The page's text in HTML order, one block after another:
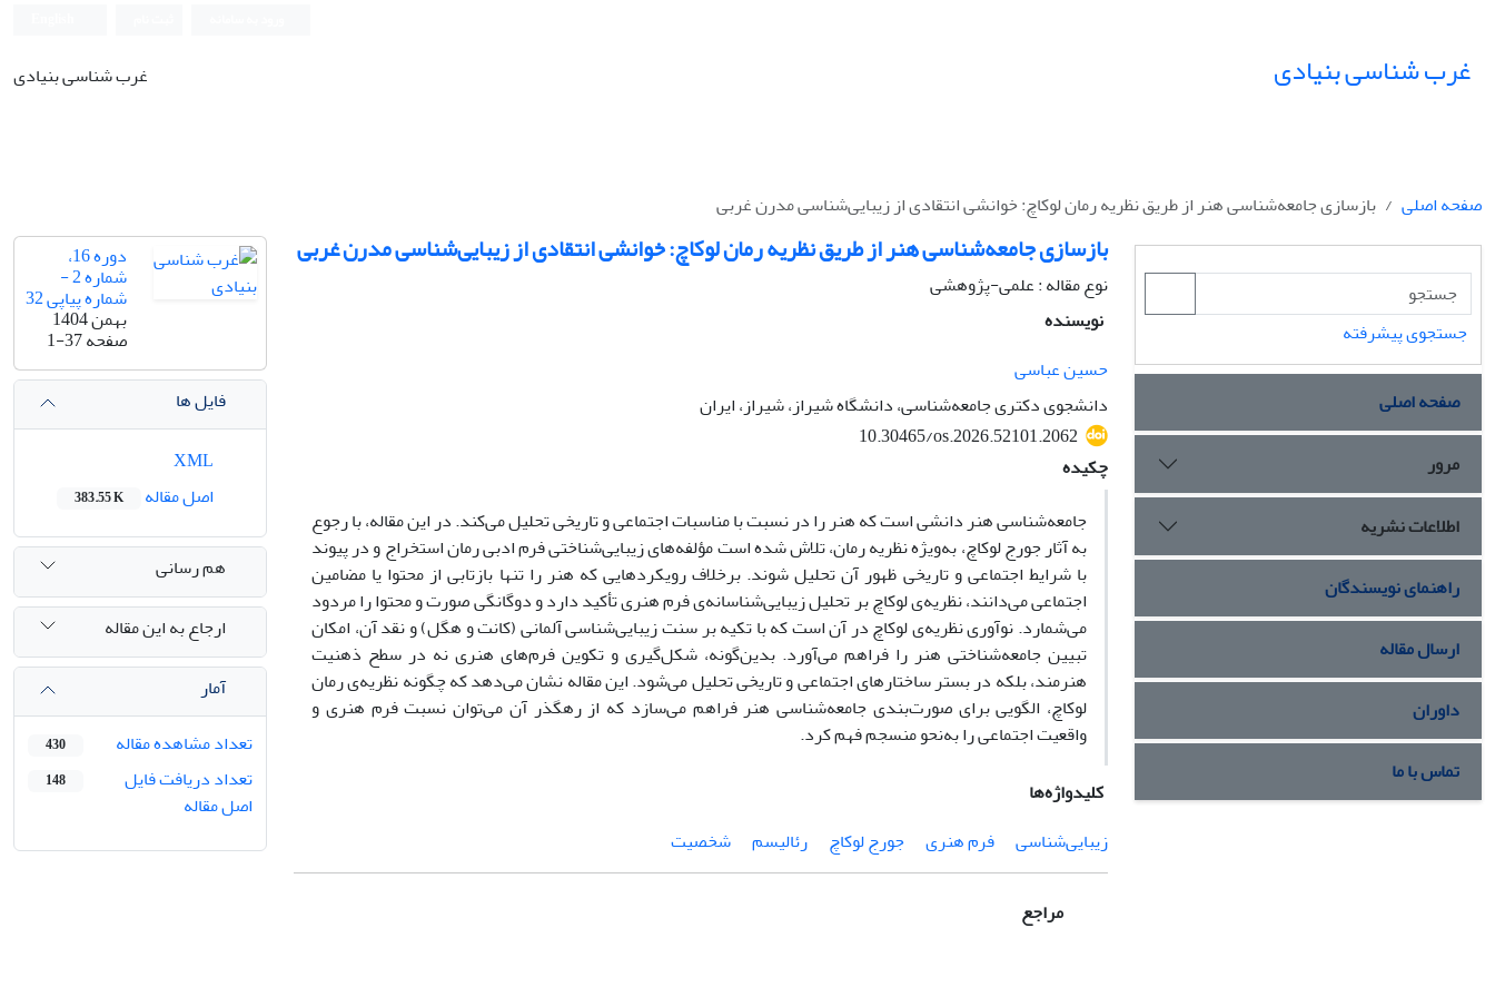
غرب شناسی بنیادی غرب شناسی بنیادی
صفحه اصلی بازسازی جامعه‌شناسی هنر از طریق نظریه رمان لوکاچ: خوانشی انتقادی از زیبایی‌شناسی مدرن غربی
بازسازی جامعه‌شناسی هنر از طریق نظریه رمان لوکاچ: خوانشی انتقادی از زیبایی‌شناسی مدرن غربی
نوع مقاله : علمی-پژوهشی
نویسنده
حسین عباسی
دانشجوی دکتری جامعه‌شناسی، دانشگاه شیراز، شیراز، ایران
10.30465/os.2026.52101.2062
چکیده
جامعه‌شناسی هنر دانشی است که هنر را در نسبت با مناسبات اجتماعی و تاریخی تحلیل می‌کند. در این مقاله، با رجوع
به آثار جورج لوکاچ، به‌ویژه نظریه رمان، تلاش شده است مؤلفه‌های زیبایی‌شناختی فرم ادبی رمان استخراج و در پیوند
با شرایط اجتماعی و تاریخی ظهور آن تحلیل شوند. برخلاف رویکردهایی که هنر را تنها بازتابی از محتوا یا مضامین
اجتماعی می‌دانند، نظریه‌ی لوکاچ بر تحلیل زیبایی‌شناسانه‌ی فرم هنری تأکید دارد و دوگانگی صورت و محتوا را مردود
می‌شمارد. نوآوری نظریه‌ی لوکاچ در آن است که با تکیه بر سنت زیبایی‌شناسی آلمانی (کانت و هگل) و نقد آن، امکان
تبیین جامعه‌شناختی هنر را فراهم می‌آورد. بدین‌گونه، شکل‌گیری و تکوین فرم‌های هنری نه در سطح ذهنیت
هنرمند، بلکه در بستر ساختارهای اجتماعی و تاریخی تحلیل می‌شود. این مقاله نشان می‌دهد که چگونه نظریه‌ی رمان
لوکاچ، الگویی برای صورت‌بندی جامعه‌شناسی هنر فراهم می‌سازد که از رهگذر آن می‌توان نسبت فرم هنری و
واقعیت اجتماعی را به‌نحو منسجم فهم کرد.
کلیدواژه‌ها
زیبا‌یی‌شناسی
فرم هنری جورج لوکاچ رئالیسم شخصیت
مراجع
دوره 16،
شماره 2 -
شماره پیاپی 32
بهمن 1404
صفحه1-37
فایل ها
اصل مقاله
383.55 K
هم رسانی
ارجاع به این مقاله
آمار
تعداد مشاهده مقاله
430
تعداد دریافت فایل
اصل مقاله
148
جستجوی پیشرفته
صفحه اصلی
مرور
اطلاعات نشریه
راهنمای نویسندگان
ارسال مقاله
داوران
تماس با ما